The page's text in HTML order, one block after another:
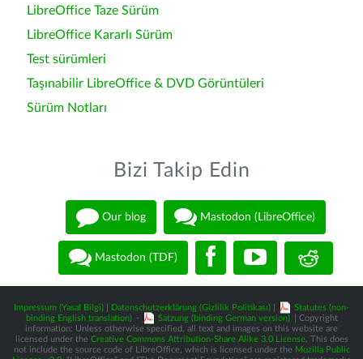
LibreOffice Taze Sürüm
LibreOffice Kararlı Sürüm
Test sürümleri
Taşınabilir LibreOffice & DVD Görüntüleri
Sürüm Notları
Bizi Takip Edin
Our blog Mastodon (LibreOffice)
Mastodon (TDF)
Impressum (Yasal Bilgi) Datenschutzerklärung (Gizlilik Politikası)
Statutes (non-
binding English translation) - Satzung (binding German version)
| Copyright
information: Unless otherwise specified, all text and images on this website are
licensed under the Creative Commons Attribution-Share Alike 3.0 License. This does
not include the source code of LibreOffice, which is licensed under the Mozilla Public